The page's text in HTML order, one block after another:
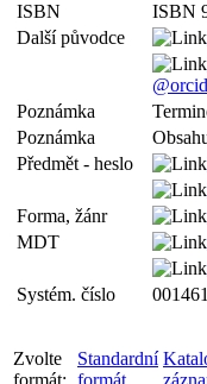
ISBN
ISBN
Další původce
Poznámka
Poznámka
Předmět - heslo
Forma, žánr
MDT
Systém. číslo
Zvolte
formát:
Standardní
formát